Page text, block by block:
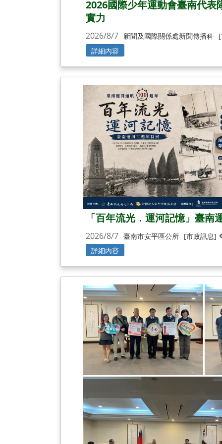
2026國際少年運動會臺南代表
實力
2026/8/7 新聞及國際關係處新聞傳播科
詳細內容
「百年流光．運河記憶」臺
2026/8/7 臺南市安平區公所 [市政訊息]
詳細內容